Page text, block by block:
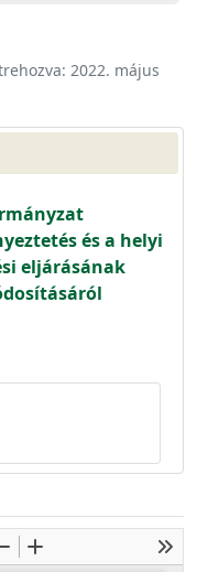
2022. május
és a helyi
eljárásának